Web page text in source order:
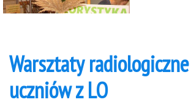
Warsztaty
uczniów z LO